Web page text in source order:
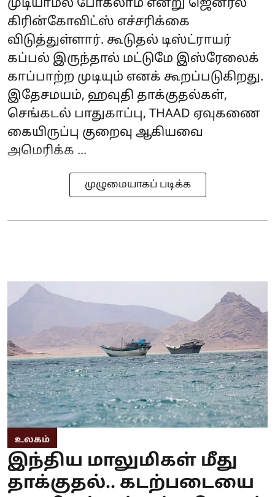
முடியாமல் போகலாம் என்று ஜெனரல்
கிரின்கோவிட்ஸ் எச்சரிக்கை
விடுத்துள்ளார். கூடுதல் டிஸ்ட்ராயர்
கப்பல் இருந்தால் மட்டுமே இஸ்ரேலைக்
காப்பாற்ற முடியும் எனக் கூறப்படுகிறது.
இதேசமயம், ஹவுதி தாக்குதல்கள்,
செங்கடல் பாதுகாப்பு, THAAD ஏவுகணை
கையிருப்பு குறைவு ஆகியவை
அமெரிக்க ...
முழுமையாகப் படிக்க
உலகம்
இந்திய மாலுமிகள் மீது
தாக்குதல்.. கடற்படையை